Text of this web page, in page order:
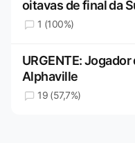
oitavas de final da
1 (100%)
URGENTE:
Alphaville
19 (57,7%)